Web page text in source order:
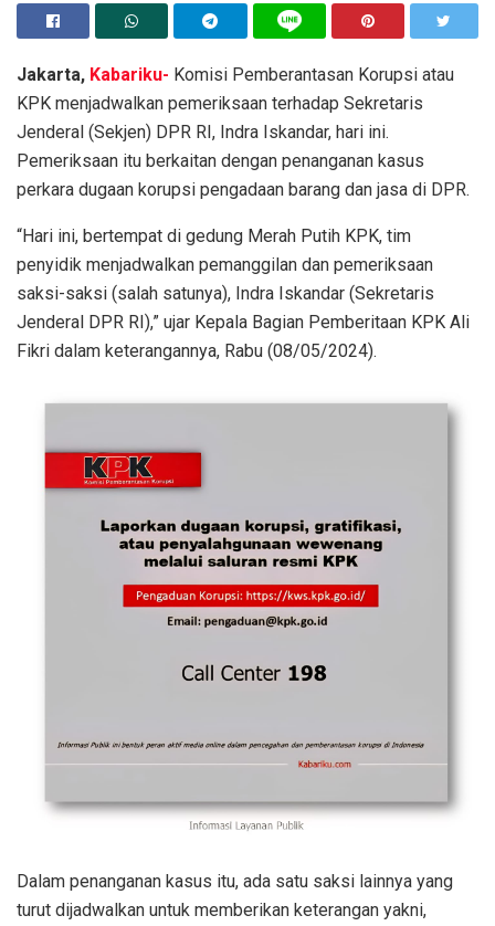
Jakarta, Kabariku- Komisi Pemberantasan Korupsi atau
KPK menjadwalkan pemeriksaan terhadap Sekretaris
Jenderal (Sekjen) DPR RI, Indra Iskandar, hari ini.
Pemeriksaan itu berkaitan dengan penanganan kasus
perkara dugaan korupsi pengadaan barang dan jasa di DPR.
“Hari ini, bertempat di gedung Merah Putih KPK, tim
penyidik menjadwalkan pemanggilan dan pemeriksaan
saksi-saksi (salah satunya), Indra Iskandar (Sekretaris
Jenderal DPR RI),” ujar Kepala Bagian Pemberitaan KPK Ali
Fikri dalam keterangannya, Rabu (08/05/2024).
Dalam penanganan kasus itu, ada satu saksi lainnya yang
turut dijadwalkan untuk memberikan keterangan yakni,